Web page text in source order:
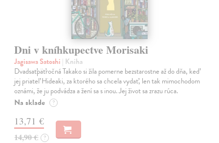
Dni v kníhkupectve Morisaki
Jagisawa Satoshi | Kniha
Dvadsaťpäťročná Takako si žila pomerne bezstarostne až do dňa, keď
jej priateľ Hideaki, za ktorého sa chcela vydať, len tak mimochodom
oznámi, že ju podvádza a žení sa s inou. Jej život sa zrazu rúca.
Na sklade ?
13,71 €
14,90 € ?